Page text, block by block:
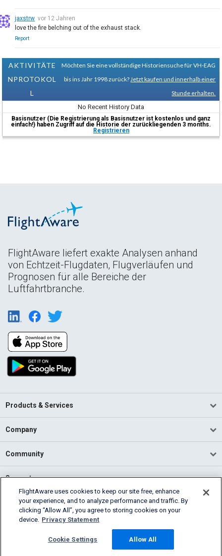
jaxstrw vor 12 Jahren
love the fire belching out of the exhaust stack.
Report
AKTIVITÄTE
NPROTOKOL
L
Möchten Sie eine vollständige Historiensuche für VH-EAG
bis ins Jahr 1998 zurück? Jetzt kaufen und innerhalb einer
Stunde erhalten.
No Recent History Data
Basisnutzer (Die Registrierung als Basisnutzer ist kostenlos und ganz
einfach!) haben Zugriff auf die Historie der zurückliegenden 3 months.
Registrieren
FlightAware liefert exakte Analysen anhand
von Echtzeit-Flugdaten, Flugverläufen und
Prognosen für alle Bereiche der
Luftfahrtbranche.
Products & Services
Company
Community
Support
English (USA)
2026 FlightAware
Cookie Settings
FlightAware uses cookies to keep our site free, enhance
your experience, and to analyze performance and traffic. By
clicking “Allow All”, you agree to storing cookies on your
device. Privacy Statement
Cookie Settings Allow All